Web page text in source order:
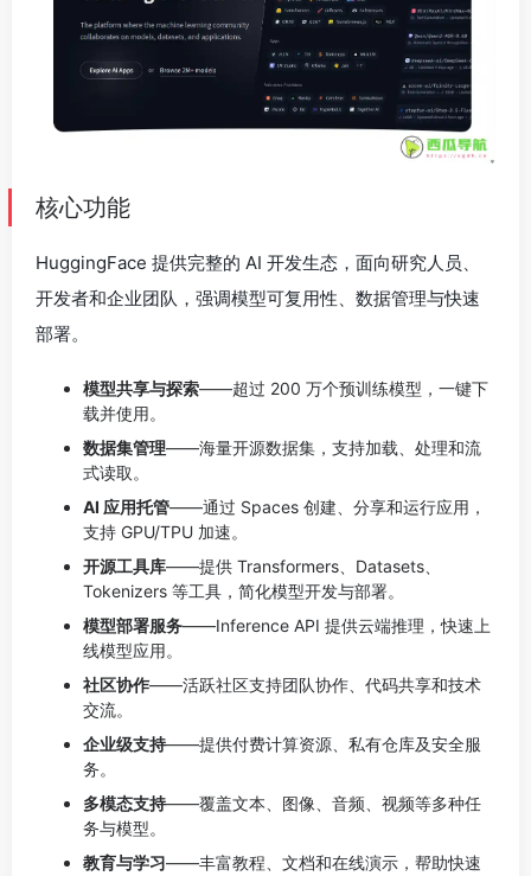
核心功能
HuggingFace 提供完整的 AI 开发生态，面向研究人员、
开发者和企业团队，强调模型可复用性、数据管理与快速
部署。
模型共享与探索——超过 200 万个预训练模型，一键下
载并使用。
数据集管理——海量开源数据集，支持加载、处理和流
式读取。
AI 应用托管——通过 Spaces 创建、分享和运行应用，
支持 GPU/TPU 加速。
开源工具库——提供 Transformers、Datasets、
Tokenizers 等工具，简化模型开发与部署。
模型部署服务——Inference API 提供云端推理，快速上
线模型应用。
社区协作——活跃社区支持团队协作、代码共享和技术
交流。
企业级支持——提供付费计算资源、私有仓库及安全服
务。
多模态支持——覆盖文本、图像、音频、视频等多种任
务与模型。
教育与学习——丰富教程、文档和在线演示，帮助快速